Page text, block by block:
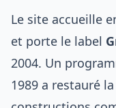
Le site accueille
et porte le label
2004. Un
1989 a restauré